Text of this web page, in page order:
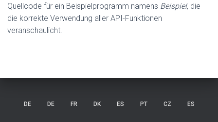
Quellcode für ein Beispielprogramm namens Beispiel, die
die korrekte Verwendung aller API-Funktionen
veranschaulicht.
DE DE FR DK ES PT CZ ES